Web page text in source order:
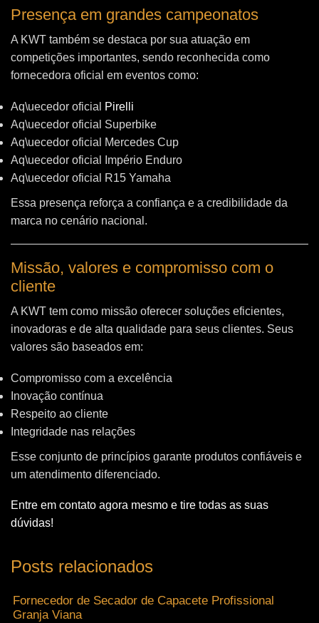
Presença em grandes campeonatos
A KWT também se destaca por sua atuação em
competições importantes, sendo reconhecida como
fornecedora oficial em eventos como:
Aq\uecedor oficial
Pirelli
Aq\uecedor oficial Superbike
Aq\uecedor oficial Mercedes Cup
Aq\uecedor oficial Império Enduro
Aq\uecedor oficial R15 Yamaha
Essa presença reforça a confiança e a credibilidade da
marca no cenário nacional.
Missão, valores e compromisso com o
cliente
A KWT tem como missão oferecer soluções eficientes,
inovadoras e de alta qualidade para seus clientes. Seus
valores são baseados em:
Compromisso com a excelência
Inovação contínua
Respeito ao cliente
Integridade nas relações
Esse conjunto de princípios garante produtos confiáveis e
um atendimento diferenciado.
Entre em contato agora mesmo e tire todas as suas
dúvidas!
Posts relacionados
Fornecedor de Secador de Capacete Profissional
Granja Viana